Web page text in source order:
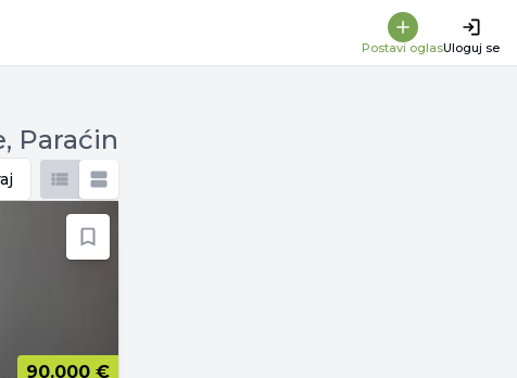
Postavi oglasUloguj se
Paraćin
90.000 €